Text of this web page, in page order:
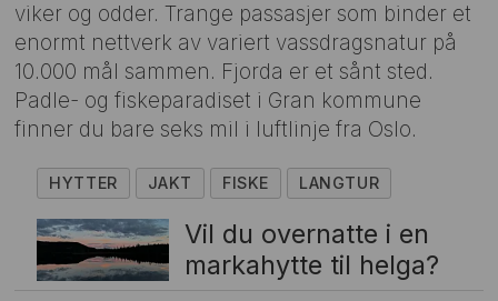
viker og odder. Trange passasjer som binder et
enormt nettverk av variert vassdragsnatur på
10.000 mål sammen. Fjorda er et sånt sted.
Padle- og fiskeparadiset i Gran kommune
finner du bare seks mil i luftlinje fra Oslo.
HYTTER JAKT FISKE LANGTUR
Vil du overnatte i en
markahytte til helga?